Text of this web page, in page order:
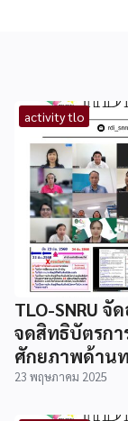
activity tlo
TLO-SNRU
จดสิทธิบัตรกา
ศักยภาพด้าน
23 พฤษภาคม 2025